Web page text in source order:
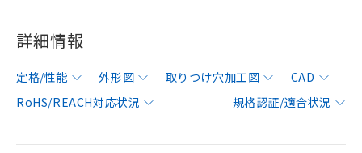
詳細情報
定格/性能 外形図 取りつけ穴加工図
CAD
RoHS/REACH対応状況
規格認証/適合状況